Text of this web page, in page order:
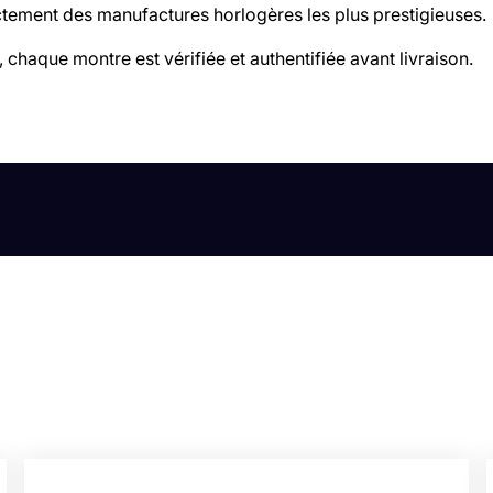
des manufactures horlogères les plus prestigieuses.
montre est vérifiée et authentifiée avant livraison.